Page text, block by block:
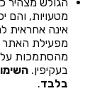
מטעויות, והם
אינה אחראית
מפעילת האתר
מהסתמכות על
בעקיפין.
בלבד.